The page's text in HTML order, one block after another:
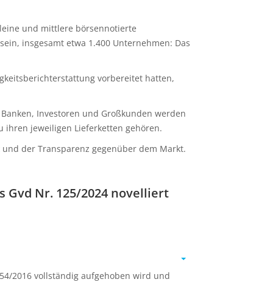
und mittlere börsennotierte
insgesamt etwa 1.400 Unternehmen: Das
vorbereitet hatten,
Investoren und Großkunden werden
ihren jeweiligen Lieferketten gehören.
der Transparenz gegenüber dem Markt.
Nr. 125/2024 novelliert
2016 vollständig aufgehoben wird und